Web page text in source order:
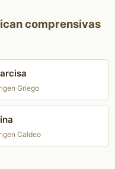
comprensivas
Griego
Caldeo